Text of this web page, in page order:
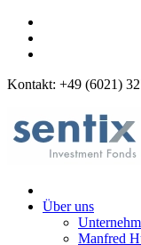
Kontakt: +49 (6021)
Über uns
Manfred